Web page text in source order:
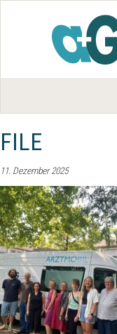
FILE
11. Dezember 2025